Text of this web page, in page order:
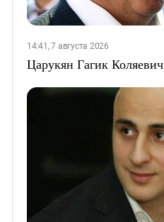
14:41, 7 августа 2026
Царукян Гагик Коляевич